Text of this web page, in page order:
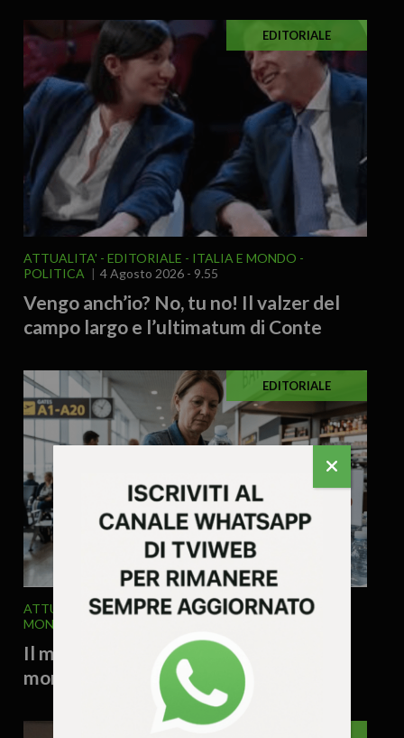
EDITORIALE
ATTUALITA' EDITORIALE
ITALIA E MONDO
POLITICA
4 Agosto 2026 - 9.55
Vengo anch’io? No, tu no! Il valzer del
campo largo e l’ultimatum di Conte
EDITORIALE
ATTUALITA' ECONOMIA EDITORIALE
ITALIA E
MONDO
Il mezzo litro d’acqua a 2,90 euro e la
morale perduta del mercato